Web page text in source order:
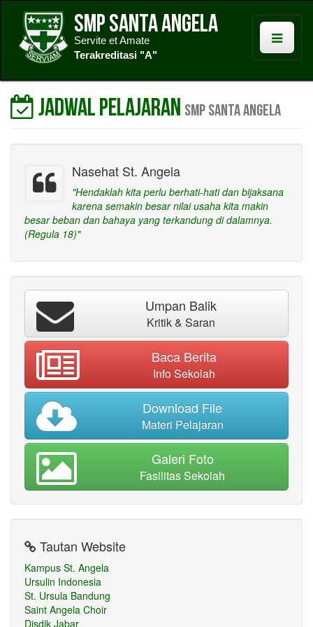
SMP Santa Angela
Servite et Amate
Terakreditasi "A"
Jadwal Pelajaran SMP Santa Angela
Nasehat St. Angela
"Hendaklah kita perlu berhati-hati dan bijaksana
karena semakin besar nilai usaha kita makin
besar beban dan bahaya yang terkandung di dalamnya.
(Regula 18)"
Umpan Balik
Kritik & Saran
Baca Berita
Info Sekolah
Download File
Materi Pelajaran
Galeri Foto
Fasilitas Sekolah
Tautan Website
Kampus St. Angela
Ursulin Indonesia
St. Ursula Bandung
Saint Angela Choir
Disdik Jabar